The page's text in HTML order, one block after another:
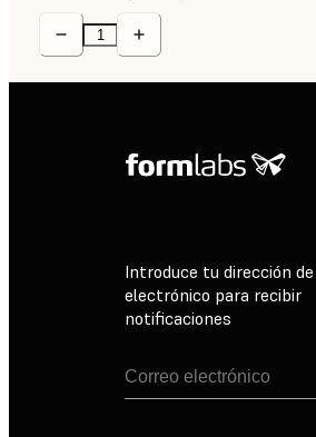
Introduce tu dirección
electrónico para recibir
notificaciones